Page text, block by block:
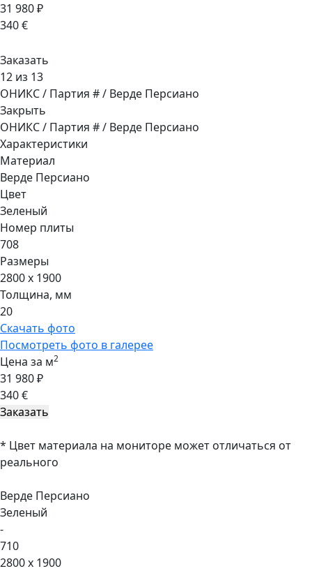
31 980 ₽
340 €
Заказать
12 из 13
ОНИКС / Партия # / Верде Персиано
Закрыть
ОНИКС / Партия # / Верде Персиано
Характеристики
Материал
Верде Персиано
Цвет
Зеленый
Номер плиты
708
Размеры
2800 x 1900
Толщина, мм
20
Скачать фото
Посмотреть фото в галерее
Цена за м2
31 980 ₽
340 €
* Цвет материала на мониторе может отличаться от
реального
Верде Персиано
Зеленый
-
710
2800 x 1900